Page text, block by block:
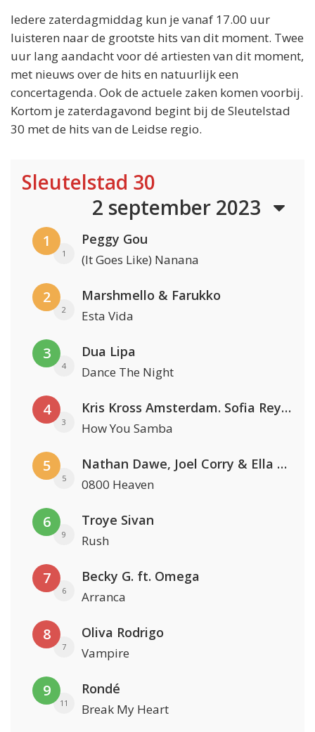
Iedere zaterdagmiddag kun je vanaf 17.00 uur
luisteren naar de grootste hits van dit moment. Twee
uur lang aandacht voor dé artiesten van dit moment,
met nieuws over de hits en natuurlijk een
concertagenda. Ook de actuele zaken komen voorbij.
Kortom je zaterdagavond begint bij de Sleutelstad
30 met de hits van de Leidse regio.
Sleutelstad 30
2 september 2023
1
1
Peggy Gou
(It Goes Like) Nanana
2
2
Marshmello & Farukko
Esta Vida
3
4
Dua Lipa
Dance The Night
4
3
Kris Kross Amsterdam. Sofia Reyes & Tinie Tempah
How You Samba
5
5
Nathan Dawe, Joel Corry & Ella Henderson
0800 Heaven
6
9
Troye Sivan
Rush
7
6
Becky G. ft. Omega
Arranca
8
7
Oliva Rodrigo
Vampire
9
11
Rondé
Break My Heart